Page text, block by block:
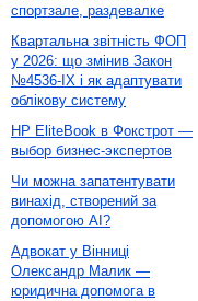
спортзале, раздевалке
Квартальна звітність ФОП
у 2026: що змінив Закон
№4536-IX і як адаптувати
облікову систему
HP EliteBook в Фокстрот —
выбор бизнес-экспертов
Чи можна запатентувати
винахід, створений за
допомогою AI?
Адвокат у Вінниці
Олександр Малик —
юридична допомога в